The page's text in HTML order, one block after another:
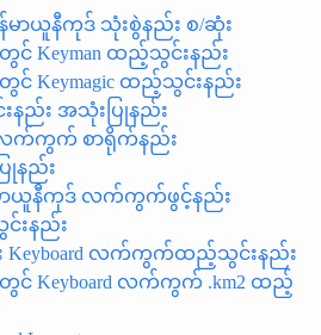
ြန်မာယူနီကုဒ် သုံးစွဲနည်း စ/ဆုံး
င် Keyman ထည့်သွင်းနည်း
င် Keymagic ထည့်သွင်းနည်း
နည်း အသုံးပြုနည်း
လက်ကွက် စာရိုက်နည်း
ြုနည်း
န်မာယူနီကုဒ် လက်ကွက်ဖွင့်နည်း
းနည်း
း Keyboard လက်ကွက်ထည့်သွင်းနည်း
တွင် Keyboard လက်ကွက် .km2 ထည့်